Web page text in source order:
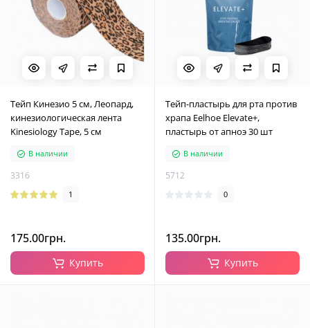
Тейп Кинезио 5 см, Леопард,
кинезиологическая лента
Kinesiology Tape, 5 см
В наличии
3316
1
175.00грн.
Купить
Тейп-пластырь для рта против
храпа Eelhoe Elevate+,
пластырь от апноэ 30 шт
В наличии
5712
0
135.00грн.
Купить